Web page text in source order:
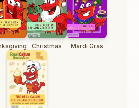
Christmas Mardi Gras